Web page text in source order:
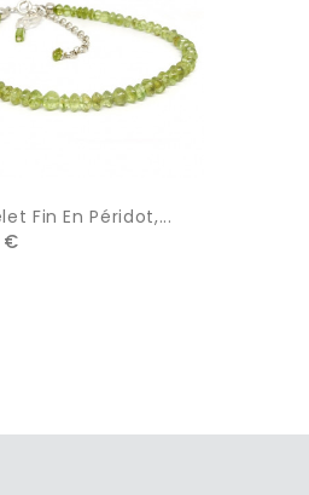
Fin En Péridot,...
€